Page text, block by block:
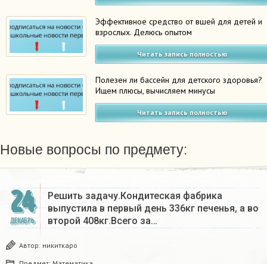
Эффективное средство от вшей для детей и
взрослых. Делюсь опытом
Читать запись полностью
Полезен ли бассейн для детского здоровья?
Ищем плюсы, вычисляем минусы
Читать запись полностью
Новые вопросы по предмету:
24
ДЕКАБРЬ
Решить задачу.Кондитеская фабрика
выпустила в первый день 336кг печенья, а во
второй 408кг.Всего за…
Автор: никиткаро